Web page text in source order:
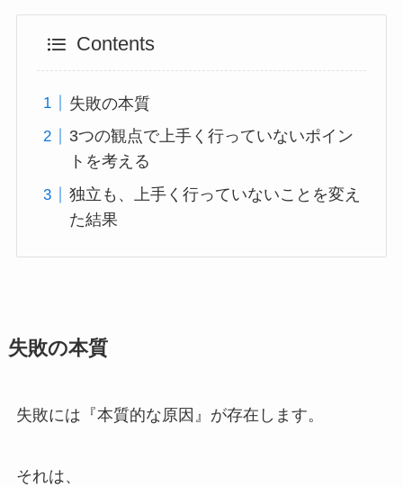
Contents
失敗の本質
3つの観点で上手く行っていないポイン
トを考える
独立も、上手く行っていないことを変え
た結果
失敗の本質
失敗には『本質的な原因』が存在します。
それは、